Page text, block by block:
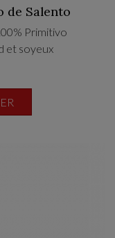
de Salento
Primitivo
et soyeux